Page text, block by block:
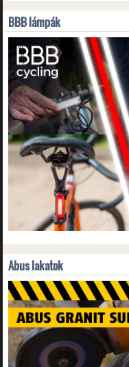
BBB lámpák
Abus lakatok